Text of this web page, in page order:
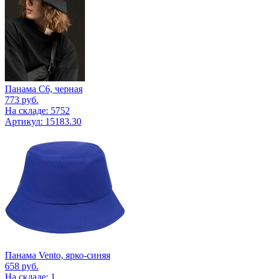
Панама C6, черная
773 руб.
На складе: 5752
Артикул: 15183.30
Панама Vento, ярко-синяя
658 руб.
На складе: 1